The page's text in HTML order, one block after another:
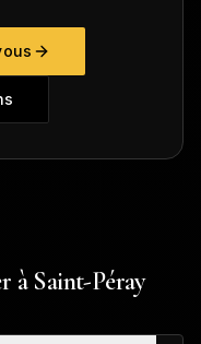
à Saint-Péray